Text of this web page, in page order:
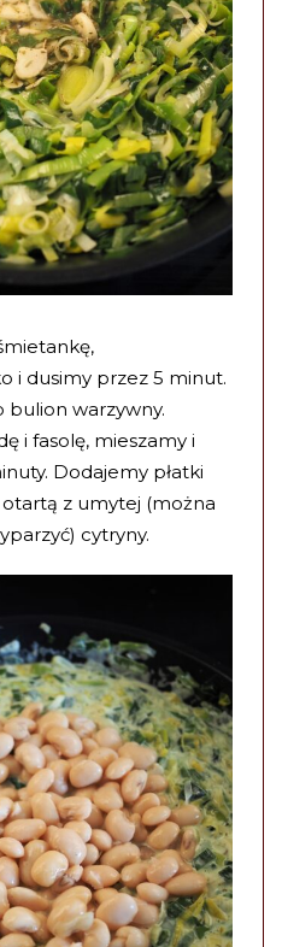
i dusimy przez 5 minut.
warzywny.
i fasolę, mieszamy i
Dodajemy płatki
z umytej (można
cytryny.